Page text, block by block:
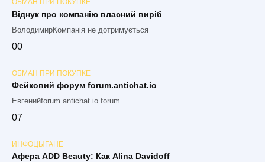
ОБМАН ПРИ ПОКУПКЕ
Віднук про компанію власний виріб
ВолодимирКомпанія не дотримується
00
ОБМАН ПРИ ПОКУПКЕ
Фейковий форум forum.antichat.io
Евгенийforum.antichat.io forum.
07
ИНФОЦЫГАНЕ
Афера ADD Beauty: Как Alina Davidoff